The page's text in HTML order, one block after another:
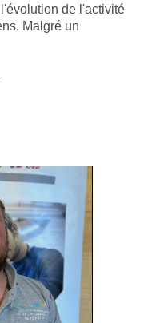
de l'activité
Malgré un